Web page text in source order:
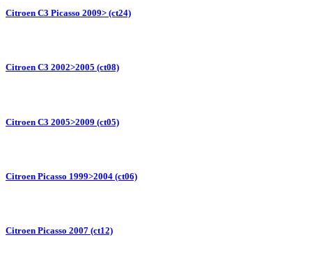
Citroen C3 Picasso 2009> (ct24)
Citroen C3 2002>2005 (ct08)
Citroen C3 2005>2009 (ct05)
Citroen Picasso 1999>2004 (ct06)
Citroen Picasso 2007 (ct12)